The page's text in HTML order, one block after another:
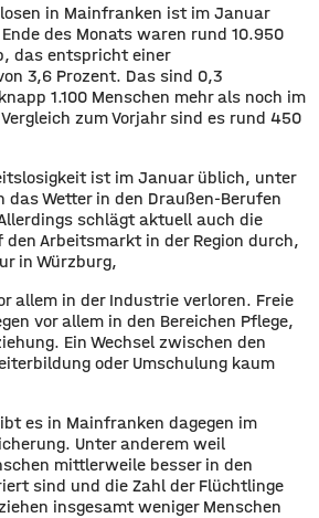
in Mainfranken ist im Januar
des Monats waren rund 10.950
das entspricht einer
3,6 Prozent. Das sind 0,3
1.100 Menschen mehr als noch im
zum Vorjahr sind es rund 450
ist im Januar üblich, unter
Wetter in den Draußen-Berufen
schlägt aktuell auch die
Arbeitsmarkt in der Region durch,
in Würzburg,
allem in der Industrie verloren. Freie
vor allem in den Bereichen Pflege,
Ein Wechsel zwischen den
oder Umschulung kaum
es in Mainfranken dagegen im
Unter anderem weil
mittlerweile besser in den
sind und die Zahl der Flüchtlinge
insgesamt weniger Menschen